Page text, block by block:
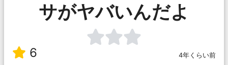
サがヤバいんだよ
6 4年くらい前